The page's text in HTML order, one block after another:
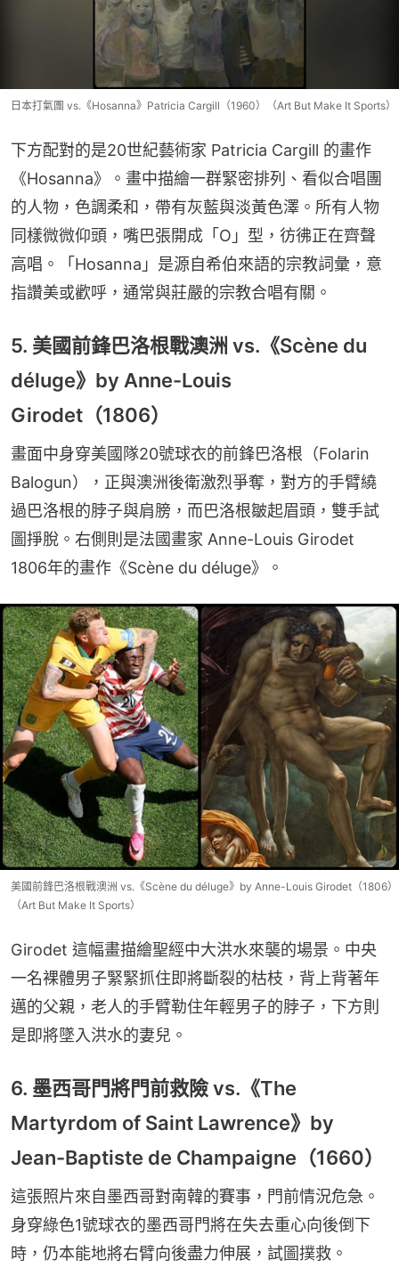
日本打氣團 vs.《Hosanna》Patricia Cargill（1960）（Art But Make It Sports）
下方配對的是20世紀藝術家 Patricia Cargill 的畫作
《Hosanna》。畫中描繪一群緊密排列、看似合唱團
的人物，色調柔和，帶有灰藍與淡黃色澤。所有人物
同樣微微仰頭，嘴巴張開成「O」型，彷彿正在齊聲
高唱。「Hosanna」是源自希伯來語的宗教詞彙，意
指讚美或歡呼，通常與莊嚴的宗教合唱有關。
5. 美國前鋒巴洛根戰澳洲 vs.《Scène du
déluge》by Anne-Louis
Girodet（1806）
畫面中身穿美國隊20號球衣的前鋒巴洛根（Folarin
Balogun），正與澳洲後衛激烈爭奪，對方的手臂繞
過巴洛根的脖子與肩膀，而巴洛根皺起眉頭，雙手試
圖掙脫。右側則是法國畫家 Anne-Louis Girodet
1806年的畫作《Scène du déluge》。
美國前鋒巴洛根戰澳洲 vs.《Scène du déluge》by Anne-Louis Girodet（1806）
（Art But Make It Sports）
Girodet 這幅畫描繪聖經中大洪水來襲的場景。中央
一名裸體男子緊緊抓住即將斷裂的枯枝，背上背著年
邁的父親，老人的手臂勒住年輕男子的脖子，下方則
是即將墜入洪水的妻兒。
6. 墨西哥門將門前救險 vs.《The
Martyrdom of Saint Lawrence》by
Jean-Baptiste de Champaigne（1660）
這張照片來自墨西哥對南韓的賽事，門前情況危急。
身穿綠色1號球衣的墨西哥門將在失去重心向後倒下
時，仍本能地將右臂向後盡力伸展，試圖撲救。